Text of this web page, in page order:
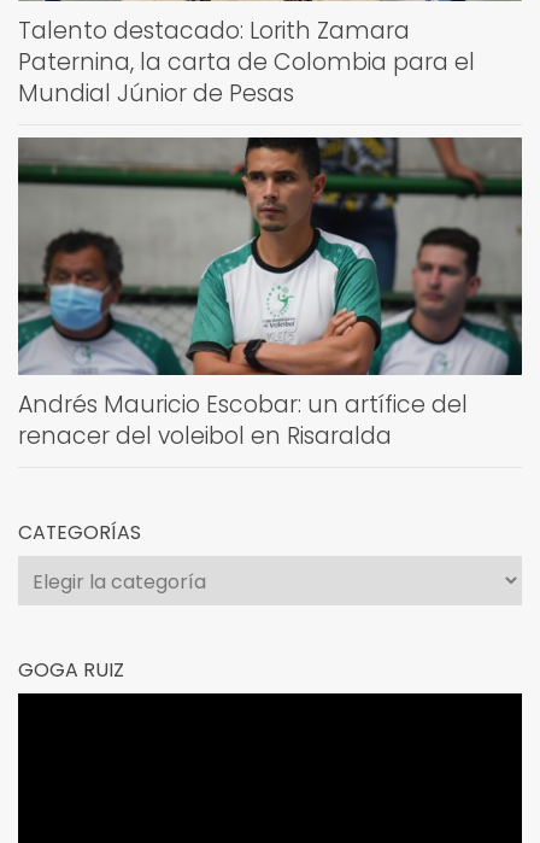
Talento destacado: Lorith Zamara
Paternina, la carta de Colombia para el
Mundial Júnior de Pesas
Andrés Mauricio Escobar: un artífice del
renacer del voleibol en Risaralda
CATEGORÍAS
Categorías
GOGA RUIZ